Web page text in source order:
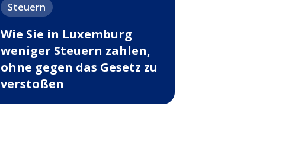
Steuern
Wie Sie in Luxemburg
weniger Steuern zahlen,
ohne gegen das Gesetz zu
verstoßen